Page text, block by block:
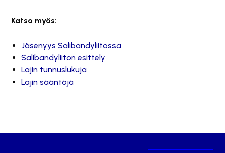
Katso myös:
Jäsenyys Salibandyliitossa
Salibandyliiton esittely
Lajin tunnuslukuja
Lajin sääntöjä